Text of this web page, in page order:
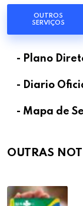
OUTROS
SERVIÇOS
- Plano
- Diario
- Mapa de
OUTRAS